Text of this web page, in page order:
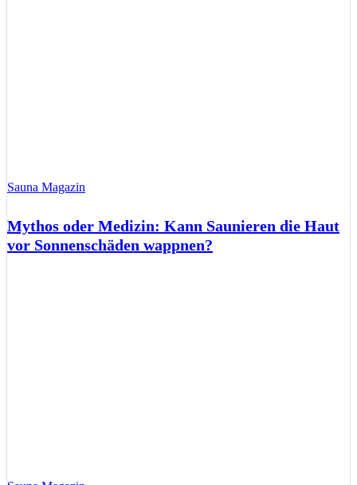
Sauna Magazin
Mythos oder Medizin: Kann Saunieren die Haut
vor Sonnenschäden wappnen?